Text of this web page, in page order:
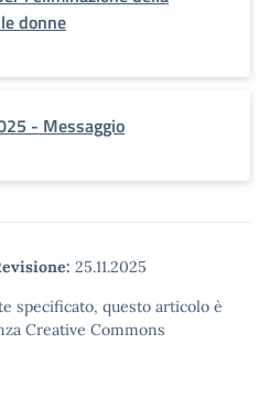
donne
- Messaggio
25.11.2025
specificato, questo articolo è
Creative Commons